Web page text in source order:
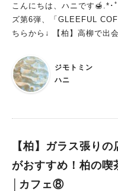
めです。 セミナーの開催
に関するセミナーも開催されている
nstagram (＠
こんにちは、ハニです🍯.*･ﾟ 本日ご紹介するのはカフェシリー
ズ第6弾、「GLEEFUL COFFEE」さ
ちらから↓ 【柏】高柳で出
リアに！ GLEEFUL
"ウラカシ"と呼ばれるエリアにお
は… 千葉県にある人口４２
店エリアが柏の〝表〟だと
ュが相次いだ事で若者たち
置づけ、裏の柏＝ウラカシと
ジモトミン
ハニ
【柏】ガラス張り
がおすすめ！柏の喫
│カフェ⑧